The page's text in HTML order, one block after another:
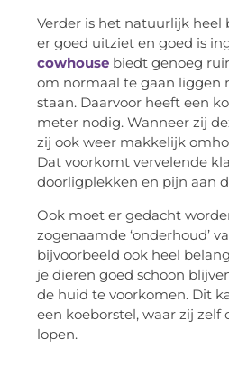
Verder is het natuurlijk heel
er goed uitziet en goed is
cowhouse biedt genoeg
om normaal te gaan liggen
staan. Daarvoor heeft een
meter nodig. Wanneer zij
zij ook weer makkelijk
Dat voorkomt vervelende
doorligplekken en pijn aan
Ook moet er gedacht
zogenaamde ‘onderhoud’
bijvoorbeeld ook heel
je dieren goed schoon
de huid te voorkomen. Dit
een koeborstel, waar zij zelf
lopen.